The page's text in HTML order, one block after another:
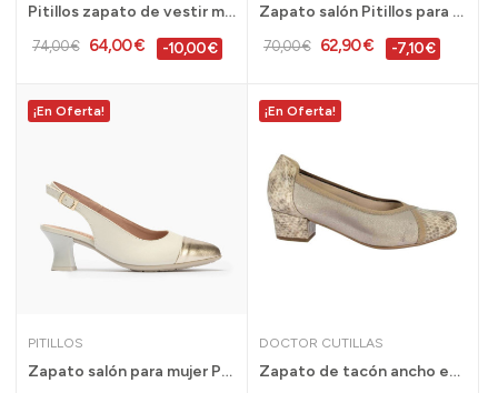
Pitillos zapato de vestir mercedes doble correa...
74,00 € 64,00 € -10,00 €
Zapato salón Pitillos para vestir mujer tacón...
70,00 € 62,90 € -7,10 €
¡En Oferta!
PITILLOS
Zapato salón para mujer Pitillos con tacón bajo...
¡En Oferta!
DOCTOR CUTILLAS
Zapato de tacón ancho especial Doctor Cutillas...